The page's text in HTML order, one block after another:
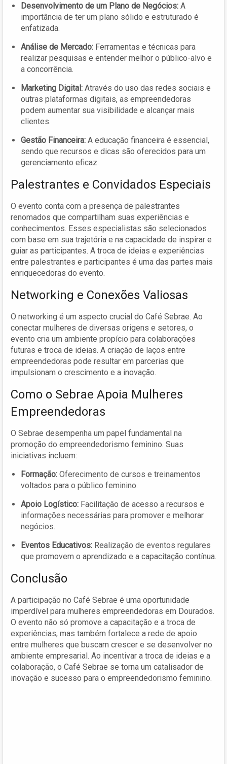
Desenvolvimento de um Plano de Negócios: A
importância de ter um plano sólido e estruturado é
enfatizada.
Análise de Mercado: Ferramentas e técnicas para
realizar pesquisas e entender melhor o público-alvo e
a concorrência.
Marketing Digital: Através do uso das redes sociais e
outras plataformas digitais, as empreendedoras
podem aumentar sua visibilidade e alcançar mais
clientes.
Gestão Financeira: A educação financeira é essencial,
sendo que recursos e dicas são oferecidos para um
gerenciamento eficaz.
Palestrantes e Convidados Especiais
O evento conta com a presença de palestrantes
renomados que compartilham suas experiências e
conhecimentos. Esses especialistas são selecionados
com base em sua trajetória e na capacidade de inspirar e
guiar as participantes. A troca de ideias e experiências
entre palestrantes e participantes é uma das partes mais
enriquecedoras do evento.
Networking e Conexões Valiosas
O networking é um aspecto crucial do Café Sebrae. Ao
conectar mulheres de diversas origens e setores, o
evento cria um ambiente propício para colaborações
futuras e troca de ideias. A criação de laços entre
empreendedoras pode resultar em parcerias que
impulsionam o crescimento e a inovação.
Como o Sebrae Apoia Mulheres
Empreendedoras
O Sebrae desempenha um papel fundamental na
promoção do empreendedorismo feminino. Suas
iniciativas incluem:
Formação: Oferecimento de cursos e treinamentos
voltados para o público feminino.
Apoio Logístico: Facilitação de acesso a recursos e
informações necessárias para promover e melhorar
negócios.
Eventos Educativos: Realização de eventos regulares
que promovem o aprendizado e a capacitação contínua.
Conclusão
A participação no Café Sebrae é uma oportunidade
imperdível para mulheres empreendedoras em Dourados.
O evento não só promove a capacitação e a troca de
experiências, mas também fortalece a rede de apoio
entre mulheres que buscam crescer e se desenvolver no
ambiente empresarial. Ao incentivar a troca de ideias e a
colaboração, o Café Sebrae se torna um catalisador de
inovação e sucesso para o empreendedorismo feminino.